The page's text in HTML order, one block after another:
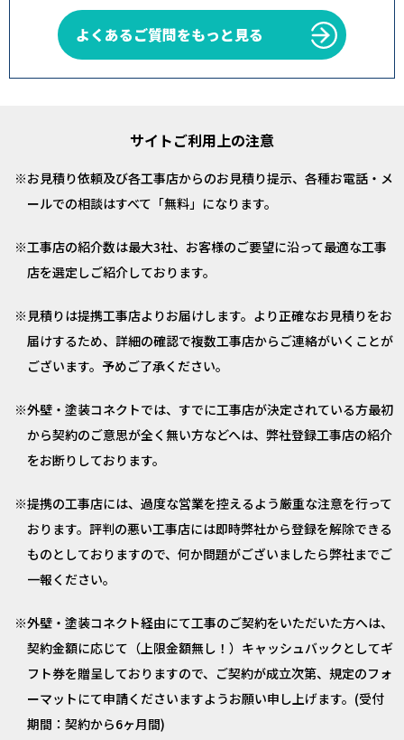
よくあるご質問をもっと見る
サイトご利用上の注意
お見積り依頼及び各工事店からのお見積り提示、各種お電話・メ
ールでの相談はすべて「無料」になります。
工事店の紹介数は最大3社、お客様のご要望に沿って最適な工事
店を選定しご紹介しております。
見積りは提携工事店よりお届けします。より正確なお見積りをお
届けするため、詳細の確認で複数工事店からご連絡がいくことが
ございます。予めご了承ください。
外壁・塗装コネクトでは、すでに工事店が決定されている方最初
から契約のご意思が全く無い方などへは、弊社登録工事店の紹介
をお断りしております。
提携の工事店には、過度な営業を控えるよう厳重な注意を行って
おります。評判の悪い工事店には即時弊社から登録を解除できる
ものとしておりますので、何か問題がございましたら弊社までご
一報ください。
外壁・塗装コネクト経由にて工事のご契約をいただいた方へは、
契約金額に応じて（上限金額無し！）キャッシュバックとしてギ
フト券を贈呈しておりますので、ご契約が成立次第、規定のフォ
ーマットにて申請くださいますようお願い申し上げます。(受付
期間：契約から6ヶ月間)